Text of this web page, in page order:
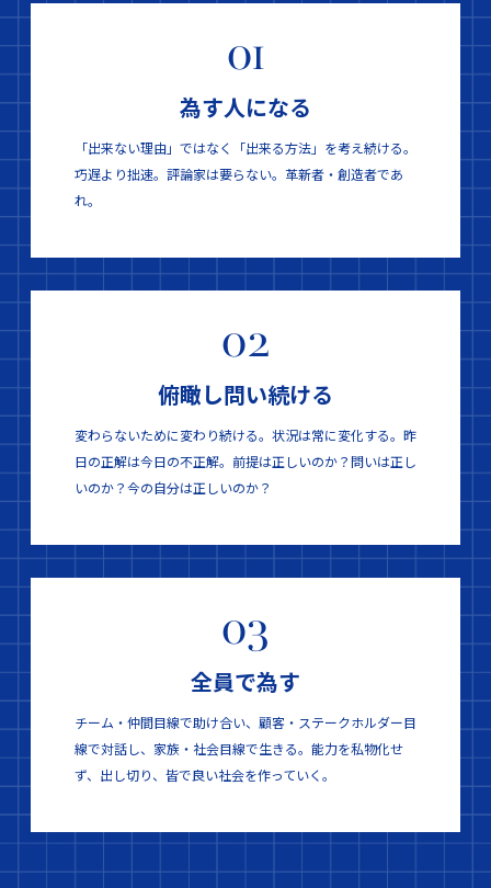
01
為す人になる
「出来ない理由」ではなく「出来る方法」を考え続ける。
巧遅より拙速。評論家は要らない。革新者・創造者であ
れ。
02
俯瞰し問い続ける
変わらないために変わり続ける。状況は常に変化する。 昨
日の正解は今日の不正解。前提は正しいのか？問いは正し
いのか？今の自分は正しいのか？
03
全員で為す
チーム・仲間目線で助け合い、顧客・ステークホルダー目
線で対話し、家族・社会目線で生きる。能力を私物化せ
ず、出し切り、皆で良い社会を作っていく。